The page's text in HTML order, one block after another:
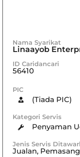
Nama Syarikat
Linaayob
ID Caridancari
56410
PIC
(Tiada PIC)
Kategori Servis
Penyaman
Jenis Servis
Jualan,